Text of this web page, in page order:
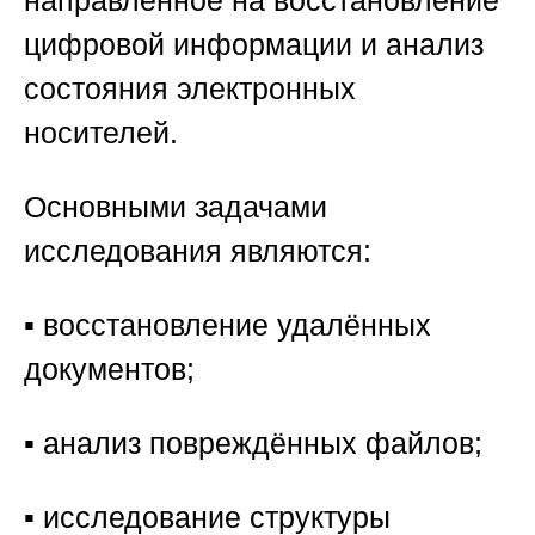
цифровой информации и анализ
состояния электронных
носителей.
Основными задачами
исследования являются:
▪️ восстановление удалённых
документов;
▪️ анализ повреждённых файлов;
▪️ исследование структуры